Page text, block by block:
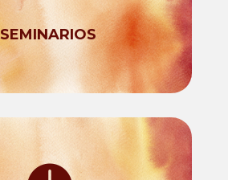
SEMINARIOS